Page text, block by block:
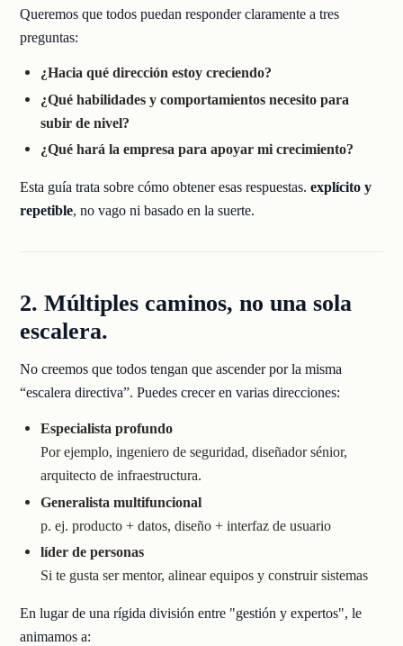
Queremos que todos puedan responder claramente a tres
preguntas:
¿Hacia qué dirección estoy creciendo?
¿Qué habilidades y comportamientos necesito para
subir de nivel?
¿Qué hará la empresa para apoyar mi crecimiento?
Esta guía trata sobre cómo obtener esas respuestas.explícito y
repetible, no vago ni basado en la suerte.
2. Múltiples caminos, no una sola
escalera.
No creemos que todos tengan que ascender por la misma
“escalera directiva”. Puedes crecer en varias direcciones:
Especialista profundo
Por ejemplo, ingeniero de seguridad, diseñador sénior,
arquitecto de infraestructura.
Generalista multifuncional
p. ej. producto + datos, diseño + interfaz de usuario
líder de personas
Si te gusta ser mentor, alinear equipos y construir sistemas
En lugar de una rígida división entre "gestión y expertos", le
animamos a: